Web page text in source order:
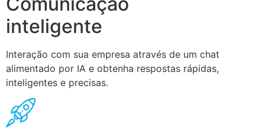
inteligente
Interação com sua empresa através de um chat
alimentado por IA e obtenha respostas rápidas,
inteligentes e precisas.